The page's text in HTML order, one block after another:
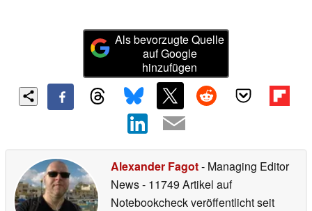
Als bevorzugte Quelle
auf Google
hinzufügen
Alexander Fagot- Managing Editor
News- 11749 Artikel auf
Notebookcheck veröffentlichtseit